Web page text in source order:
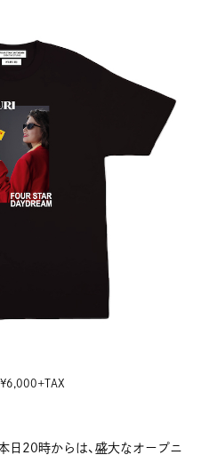
¥6,000+TAX
日20時からは、盛大なオープニ